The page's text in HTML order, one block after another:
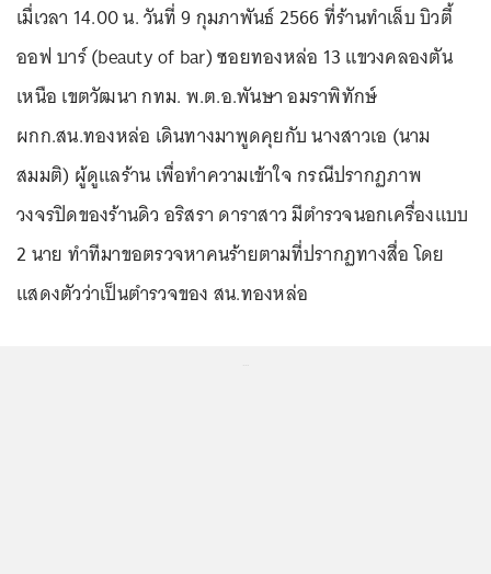
เมื่เวลา 14.00 น. วันที่ 9 กุมภาพันธ์ 2566 ที่ร้านทำเล็บ บิวตี้
ออฟ บาร์ (beauty of bar) ซอยทองหล่อ 13 แขวงคลองตัน
เหนือ เขตวัฒนา กทม. พ.ต.อ.พันษา อมราพิทักษ์
ผกก.สน.ทองหล่อ เดินทางมาพูดคุยกับ นางสาวเอ (นาม
สมมติ) ผู้ดูแลร้าน เพื่อทำความเข้าใจ กรณีปรากฏภาพ
วงจรปิดของร้านดิว อริสรา ดาราสาว มีตำรวจนอกเครื่องแบบ
2 นาย ทำทีมาขอตรวจหาคนร้ายตามที่ปรากฏทางสื่อ โดย
แสดงตัวว่าเป็นตำรวจของ สน.ทองหล่อ